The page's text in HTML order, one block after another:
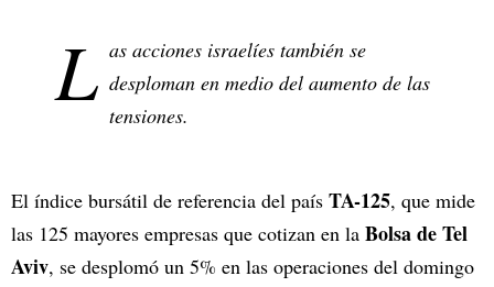
L as acciones israelíes también se
desploman en medio del aumento de las
tensiones.
El índice bursátil de referencia del país TA-125, que mide
las 125 mayores empresas que cotizan en la Bolsa de Tel
Aviv, se desplomó un 5% en las operaciones del domingo